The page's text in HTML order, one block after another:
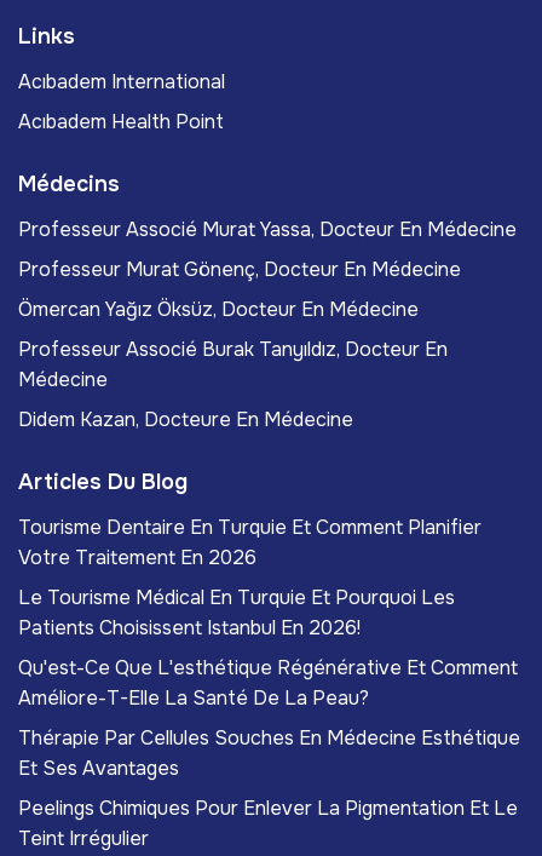
Links
Acıbadem International
Acıbadem Health Point
Médecins
Professeur Associé Murat Yassa, Docteur En Médecine
Professeur Murat Gönenç, Docteur En Médecine
Ömercan Yağız Öksüz, Docteur En Médecine
Professeur Associé Burak Tanyıldız, Docteur En
Médecine
Didem Kazan, Docteure En Médecine
Articles Du Blog
Tourisme Dentaire En Turquie Et Comment Planifier
Votre Traitement En 2026
Le Tourisme Médical En Turquie Et Pourquoi Les
Patients Choisissent Istanbul En 2026!
Qu'est-Ce Que L'esthétique Régénérative Et Comment
Améliore-T-Elle La Santé De La Peau?
Thérapie Par Cellules Souches En Médecine Esthétique
Et Ses Avantages
Peelings Chimiques Pour Enlever La Pigmentation Et Le
Teint Irrégulier